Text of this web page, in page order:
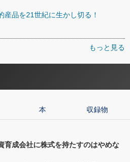
品を21世紀に生かし切る！
もっと見る
本 収録物
成会社に株式を持たすのはやめな